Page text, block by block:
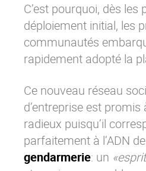
C’est pourquoi, dès les
déploiement initial, les
communautés
rapidement adopté la
Ce nouveau réseau
d’entreprise est promis
radieux puisqu’il
parfaitement à l’ADN
gendarmerie: un